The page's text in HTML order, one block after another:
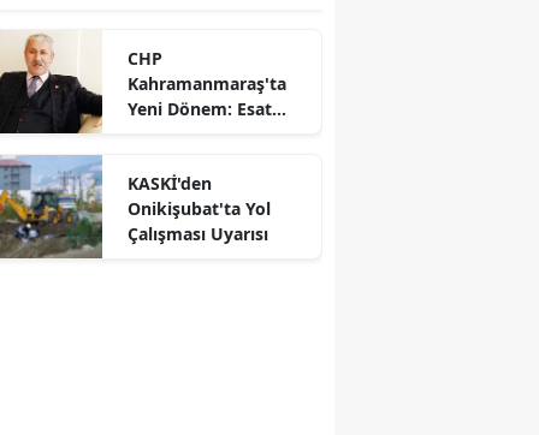
CHP
Kahramanmaraş'ta
Yeni Dönem: Esat
KASKİ'den
Onikişubat'ta Yol
Çalışması Uyarısı